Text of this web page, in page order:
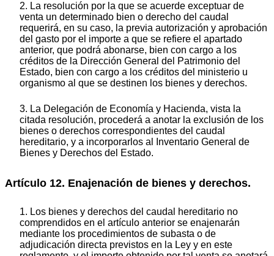
2. La resolución por la que se acuerde exceptuar de
venta un determinado bien o derecho del caudal
requerirá, en su caso, la previa autorización y aprobación
del gasto por el importe a que se refiere el apartado
anterior, que podrá abonarse, bien con cargo a los
créditos de la Dirección General del Patrimonio del
Estado, bien con cargo a los créditos del ministerio u
organismo al que se destinen los bienes y derechos.
3. La Delegación de Economía y Hacienda, vista la
citada resolución, procederá a anotar la exclusión de los
bienes o derechos correspondientes del caudal
hereditario, y a incorporarlos al Inventario General de
Bienes y Derechos del Estado.
Artículo 12. Enajenación de bienes y derechos.
1. Los bienes y derechos del caudal hereditario no
comprendidos en el artículo anterior se enajenarán
mediante los procedimientos de subasta o de
adjudicación directa previstos en la Ley y en este